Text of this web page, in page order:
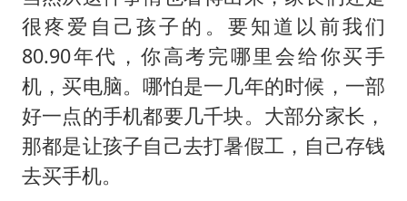
很疼爱自己孩子的。要知道以前我们
80.90年代，你高考完哪里会给你买手
机，买电脑。哪怕是一几年的时候，一部
好一点的手机都要几千块。大部分家长，
那都是让孩子自己去打暑假工，自己存钱
去买手机。